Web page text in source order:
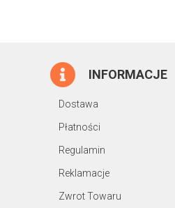
INFORMACJE
Dostawa
Płatności
Regulamin
Reklamacje
Zwrot Towaru